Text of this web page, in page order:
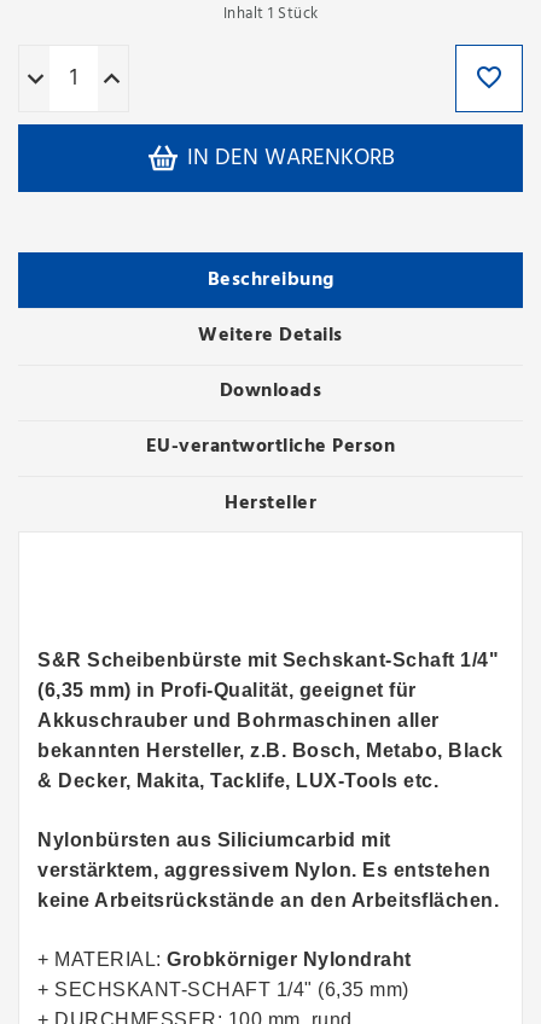
Inhalt1 Stück
IN DEN WARENKORB
Beschreibung
Weitere Details
Downloads
EU-verantwortliche Person
Hersteller
S&R Scheibenbürste mit Sechskant-Schaft 1/4"
(6,35 mm) in Profi-Qualität, geeignet für
Akkuschrauber und Bohrmaschinen aller
bekannten Hersteller, z.B. Bosch, Metabo, Black
& Decker, Makita, Tacklife, LUX-Tools etc.
Nylonbürsten aus Siliciumcarbid mit
verstärktem, aggressivem Nylon. Es entstehen
keine Arbeitsrückstände an den Arbeitsflächen.
+ MATERIAL: Grobkörniger Nylondraht
+ SECHSKANT-SCHAFT 1/4" (6,35 mm)